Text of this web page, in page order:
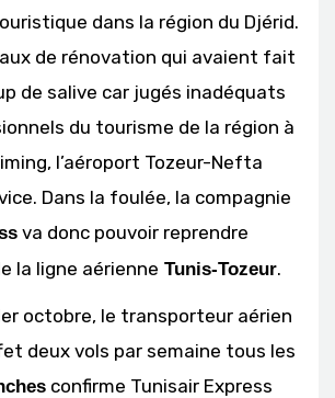
dans la région du Djérid.
de rénovation qui avaient fait
de salive car jugés inadéquats
du tourisme de la région à
l’aéroport Tozeur-Nefta
Dans la foulée, la compagnie
va donc pouvoir reprendre
la ligne aérienne Tunis-Tozeur.
octobre, le transporteur aérien
deux vols par semaine tous les
confirme Tunisair Express